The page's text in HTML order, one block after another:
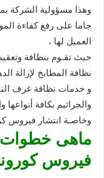
وهذا مسؤولية الشركة
جاما على رفع كفاءة
العميل لها ،
حيث تقـوم بنظافة
نظافة المطابخ لإزالة
و خدمات نظافة غرف
والجراثيم بكافة أنواعها
وخاصـة انتشار فيروس
ماهى خطوات
فيروس